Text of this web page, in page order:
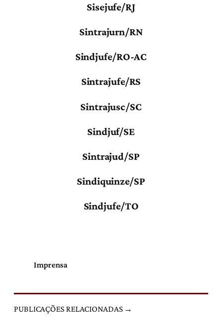
Sisejufe/RJ
Sintrajurn/RN
Sindjufe/RO-AC
Sintrajufe/RS
Sintrajusc/SC
Sindjuf/SE
Sintrajud/SP
Sindiquinze/SP
Sindjufe/TO
Imprensa
PUBLICAÇÕES RELACIONADAS →